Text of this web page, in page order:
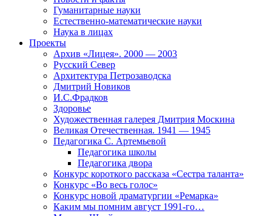
Гуманитарные науки
Естественно-математические науки
Наука в лицах
Проекты
Архив «Лицея». 2000 — 2003
Русский Север
Архитектура Петрозаводска
Дмитрий Новиков
И.С.Фрадков
Здоровье
Художественная галерея Дмитрия Москина
Великая Отечественная. 1941 — 1945
Педагогика С. Артемьевой
Педагогика школы
Педагогика двора
Конкурс короткого рассказа «Сестра таланта»
Конкурс «Во весь голос»
Конкурс новой драматургии «Ремарка»
Каким мы помним август 1991-го…